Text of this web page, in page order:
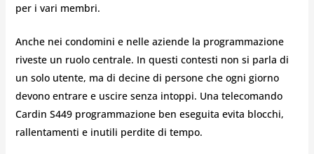
per i vari membri.
Anche nei condomini e nelle aziende la programmazione
riveste un ruolo centrale. In questi contesti non si parla di
un solo utente, ma di decine di persone che ogni giorno
devono entrare e uscire senza intoppi. Una telecomando
Cardin S449 programmazione ben eseguita evita blocchi,
rallentamenti e inutili perdite di tempo.